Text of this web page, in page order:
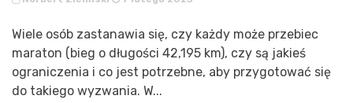
Wiele osób zastanawia się, czy każdy może przebiec
maraton (bieg o długości 42,195 km), czy są jakieś
ograniczenia i co jest potrzebne, aby przygotować się
do takiego wyzwania. W...